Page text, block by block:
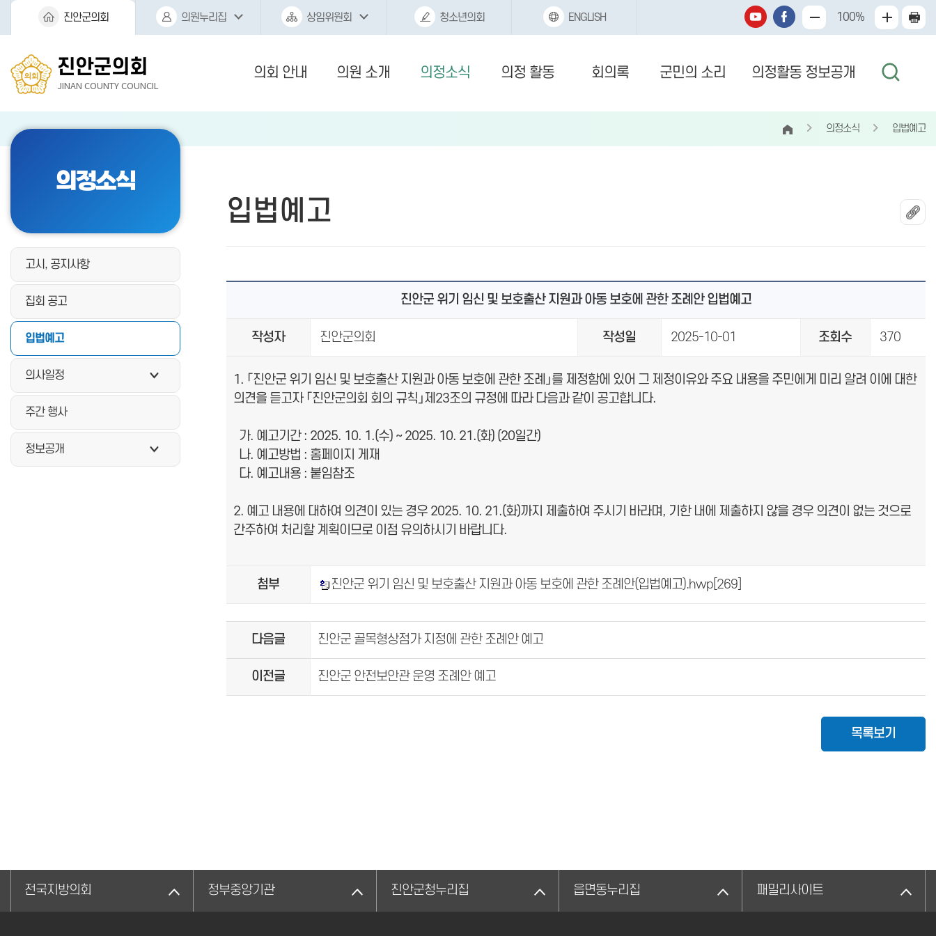
본문바로가기
진안군의회
의원누리집 상임위원회 청소년의회 ENGLISH 100%
진안군의회
JINAN COUNTY COUNCIL
의회 안내 의원 소개 의정소식 의정 활동 회의록 군민의 소리 의정활동 정보공개
의정소식 입법예고
의정소식
고시, 공지사항
집회 공고
입법예고
의사일정
주간 행사
정보공개
입법예고
진안군 위기 임신 및 보호출산 지원과 아동 보호에 관한 조례안 입법예고
작성자 진안군의회 작성일 2025-10-01 조회수 370
1. 「진안군 위기 임신 및 보호출산 지원과 아동 보호에 관한 조례」를 제정함에 있어 그 제정이유와 주요 내용을 주민에게 미리 알려 이에 대한
의견을 듣고자 「진안군의회 회의 규칙」제23조의 규정에 따라 다음과 같이 공고합니다.
가. 예고기간 : 2025. 10. 1.(수) ~ 2025. 10. 21.(화) (20일간)
나. 예고방법 : 홈페이지 게재
다. 예고내용 : 붙임참조
2. 예고 내용에 대하여 의견이 있는 경우 2025. 10. 21.(화)까지 제출하여 주시기 바라며, 기한 내에 제출하지 않을 경우 의견이 없는 것으로
간주하여 처리할 계획이므로 이점 유의하시기 바랍니다.
첨부 진안군 위기 임신 및 보호출산 지원과 아동 보호에 관한 조례안(입법예고).hwp[269]
다음글 진안군 골목형상점가 지정에 관한 조례안 예고
이전글 진안군 안전보안관 운영 조례안 예고
목록보기
전국지방의회 정부중앙기관 진안군청누리집 읍면동누리집 패밀리사이트